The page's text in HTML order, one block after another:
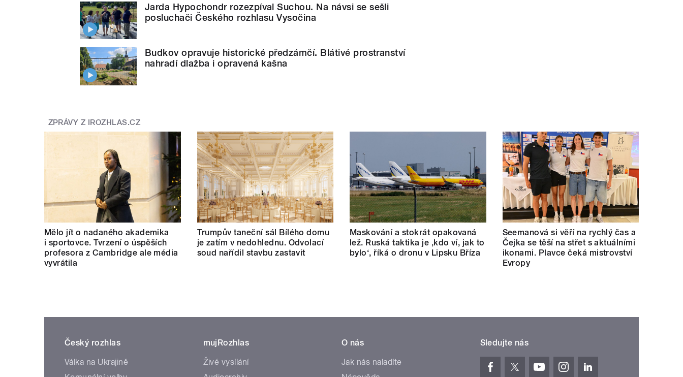
Jarda Hypochondr rozezpíval Suchou. Na návsi se sešli
posluchači Českého rozhlasu Vysočina
Budkov opravuje historické předzámčí. Blátivé prostranství
nahradí dlažba i opravená kašna
ZPRÁVY Z IROZHLAS.CZ
Mělo jít o nadaného akademika
i sportovce. Tvrzení o úspěších
profesora z Cambridge ale média
vyvrátila
Trumpův taneční sál Bílého domu
je zatím v nedohlednu. Odvolací
soud nařídil stavbu zastavit
Maskování a stokrát opakovaná
lež. Ruská taktika je ‚kdo ví, jak to
bylo‘, říká o dronu v Lipsku Bříza
Seemanová si věří na rychlý čas a
Čejka se těší na střet s aktuálními
ikonami. Plavce čeká mistrovství
Evropy
Český rozhlas
Válka na Ukrajině
mujRozhlas
Živé vysílání
O nás
Jak nás naladíte
Sledujte nás